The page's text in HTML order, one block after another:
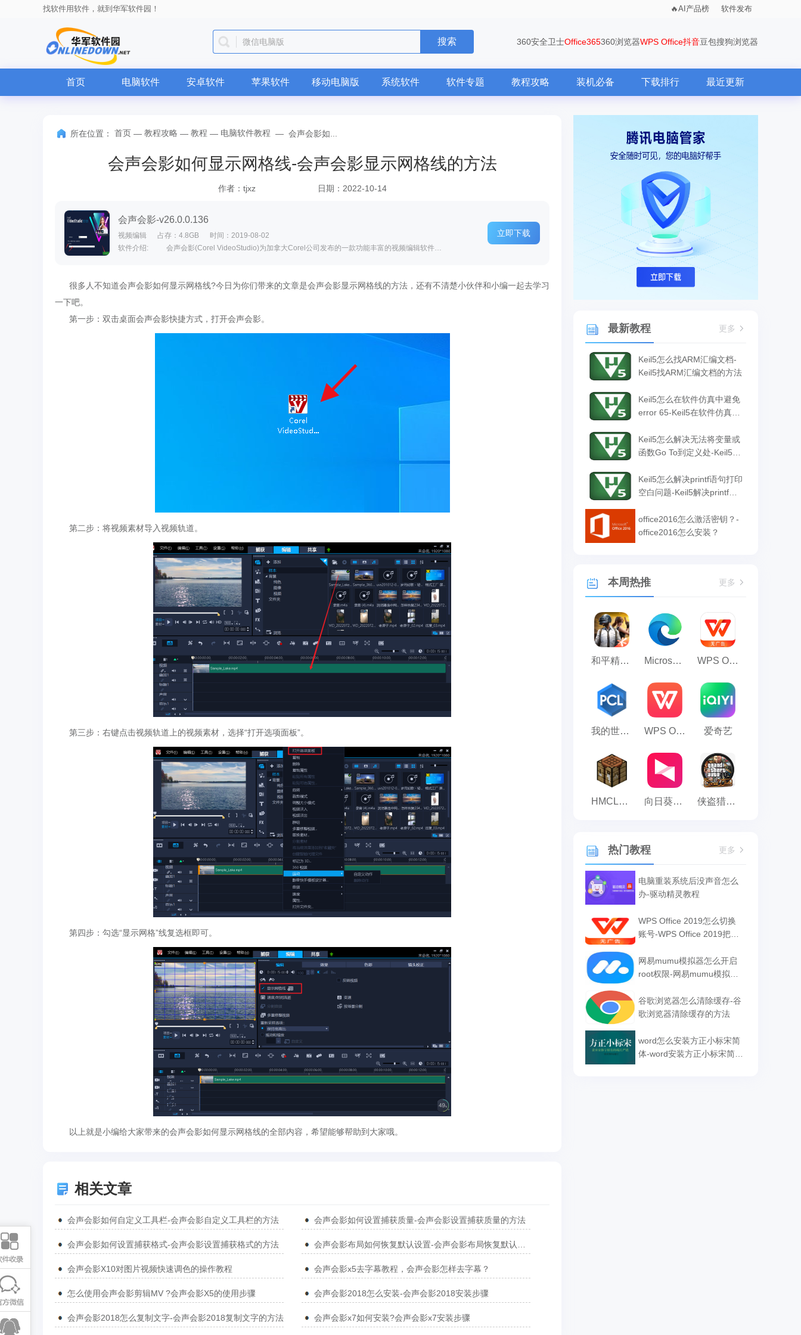
找软件用软件，就到华军软件园！ AI产品榜 软件发布
微信电脑版 搜索 360安全卫士Office365360浏览器WPS Office抖音豆包搜狗浏览器
首页 电脑软件 安卓软件 苹果软件 移动电脑版 系统软件 软件专题 教程攻略 装机必备 下载排行 最近更新
所在位置： 首页 — 教程攻略 — 教程 — 电脑软件教程 — 会声会影如...
会声会影如何显示网格线-会声会影显示网格线的方法
作者：tjxz 日期：2022-10-14
会声会影-v26.0.0.136
视频编辑 占存：4.8GB
时间：2019-08-02
软件介绍: 会声会影(Corel VideoStudio)为加拿大Corel公司发布的一款功能丰富的视频编辑软件。会声会...
立即下载
很多人不知道会声会影如何显示网格线?今日为你们带来的文章是会声会影显示网格线的方法，还有不清楚小伙伴和小编一起去学习
一下吧。
第一步：双击桌面会声会影快捷方式，打开会声会影。
第二步：将视频素材导入视频轨道。
第三步：右键点击视频轨道上的视频素材，选择“打开选项面板”。
第四步：勾选“显示网格”线复选框即可。
以上就是小编给大家带来的会声会影如何显示网格线的全部内容，希望能够帮助到大家哦。
相关文章
会声会影如何自定义工具栏-会声会影自定义工具栏的方法 会声会影如何设置捕获质量-会声会影设置捕获质量的方法
会声会影如何设置捕获格式-会声会影设置捕获格式的方法
会声会影X10对图片视频快速调色的操作教程 会声会影x5去字幕教程，会声会影怎样去字幕？
怎么使用会声会影剪辑MV ?会声会影X5的使用步骤 会声会影2018怎么安装-会声会影2018安装步骤
会声会影2018怎么复制文字-会声会影2018复制文字的方法 会声会影x7如何安装?会声会影x7安装步骤
最新教程 更多
Keil5怎么找ARM汇编文档-
Keil5找ARM汇编文档的方法
Keil5怎么在软件仿真中避免
error 65-Keil5在软件仿真中
Keil5怎么解决无法将变量或
函数Go To到定义处-Keil5解
到定义处的方法
Keil5怎么解决printf语句打印
空白问题-Keil5解决printf语
office2016怎么激活密钥？-
office2016怎么安装？
本周热推 更多
和平精英模拟器应用宝版 Microsoft Edge浏览器 WPS Office
我的世界PCL2启动器 WPS Office 2023 爱奇艺
HMCL启动器 向日葵远程控制 侠盗猎车手:罪恶都市之侠盗无双
热门教程 更多
电脑重装系统后没声音怎么
办-驱动精灵教程
WPS Office 2019怎么切换
账号-WPS Office 2019把切
网易mumu模拟器怎么开启
root权限-网易mumu模拟器
谷歌浏览器怎么清除缓存-谷
歌浏览器清除缓存的方法
word怎么安装方正小标宋简
体-word安装方正小标宋简体